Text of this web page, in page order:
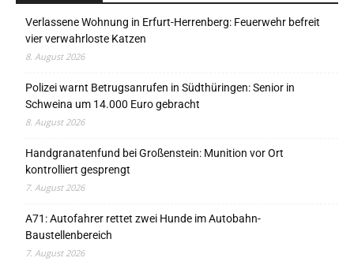
Verlassene Wohnung in Erfurt-Herrenberg: Feuerwehr befreit
vier verwahrloste Katzen
8. August 2026
Polizei warnt Betrugsanrufen in Südthüringen: Senior in
Schweina um 14.000 Euro gebracht
8. August 2026
Handgranatenfund bei Großenstein: Munition vor Ort
kontrolliert gesprengt
7. August 2026
A71: Autofahrer rettet zwei Hunde im Autobahn-
Baustellenbereich
7. August 2026